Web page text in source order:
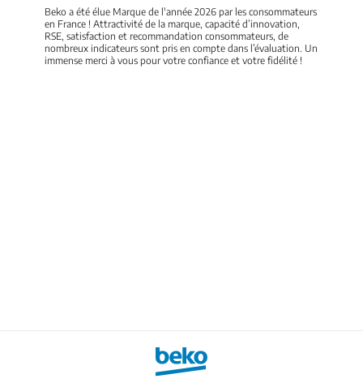
Beko a été élue Marque de l'année 2026 par les consommateurs
en France ! Attractivité de la marque, capacité d’innovation,
RSE, satisfaction et recommandation consommateurs, de
nombreux indicateurs sont pris en compte dans l’évaluation. Un
immense merci à vous pour votre confiance et votre fidélité !